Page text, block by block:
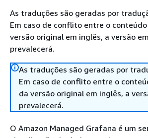
As traduções são geradas por
Em caso de conflito entre o
versão original em inglês, a versão
prevalecerá.
As traduções são geradas por
Em caso de conflito entre o
da versão original em inglês, a
prevalecerá.
O Amazon Managed Grafana é um